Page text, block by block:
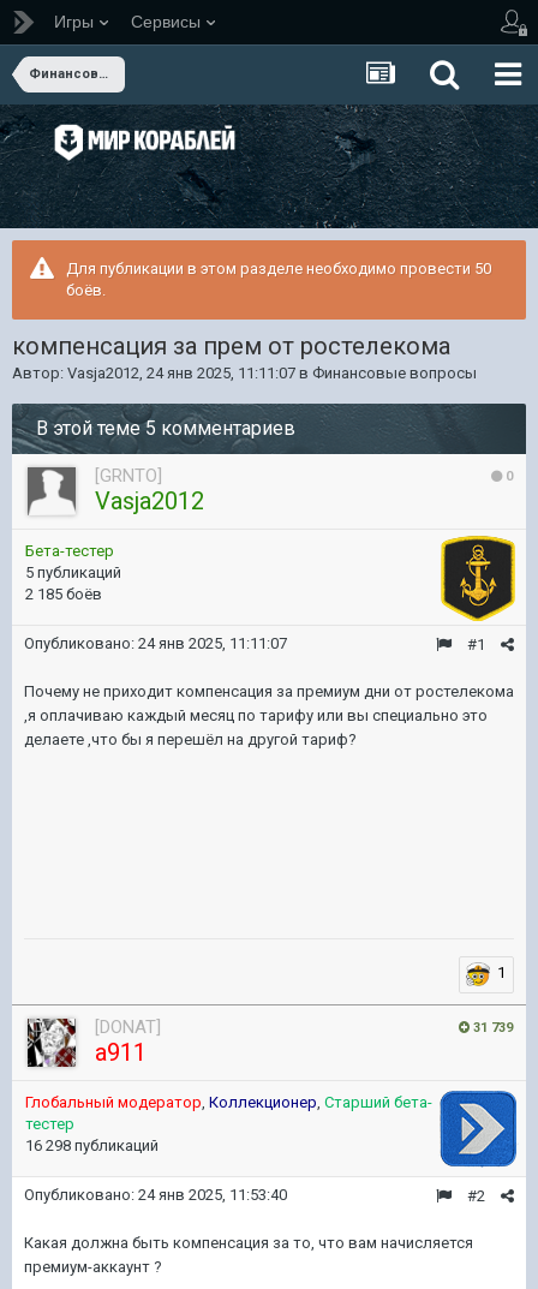
Игры Сервисы
Финансовые вопросы
Для публикации в этом разделе необходимо провести 50
боёв.
компенсация за прем от ростелекома
Автор: Vasja2012, 24 янв 2025, 11:11:07 в Финансовые вопросы
В этой теме 5 комментариев
0
[GRNTO]
Vasja2012
Бета-тестер
5 публикаций
2 185 боёв
#1
Опубликовано: 24 янв 2025, 11:11:07
Почему не приходит компенсация за премиум дни от ростелекома
,я оплачиваю каждый месяц по тарифу или вы специально это
делаете ,что бы я перешёл на другой тариф?
1
31 739
[DONAT]
a911
Глобальный модератор, Коллекционер, Старший бета-
тестер
16 298 публикаций
#2
Опубликовано: 24 янв 2025, 11:53:40
Какая должна быть компенсация за то, что вам начисляется
премиум-аккаунт ?